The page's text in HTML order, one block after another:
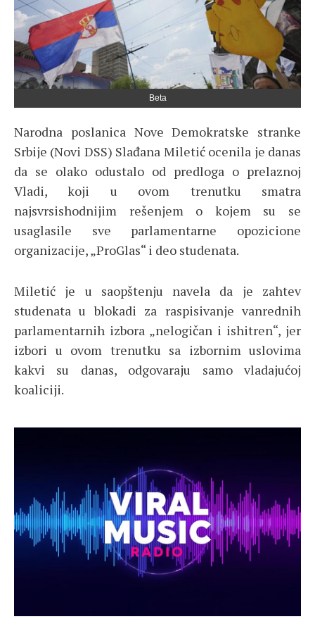
Beta
Narodna poslanica Nove Demokratske stranke
Srbije (Novi DSS) Slađana Miletić ocenila je danas
da se olako odustalo od predloga o prelaznoj
Vladi, koji u ovom trenutku smatra
najsvrsishodnijim rešenjem o kojem su se
usaglasile sve parlamentarne opozicione
organizacije, „ProGlas“ i deo studenata.
Miletić je u saopštenju navela da je zahtev
studenata u blokadi za raspisivanje vanrednih
parlamentarnih izbora „nelogičan i ishitren“, jer
izbori u ovom trenutku sa izbornim uslovima
kakvi su danas, odgovaraju samo vladajućoj
koaliciji.